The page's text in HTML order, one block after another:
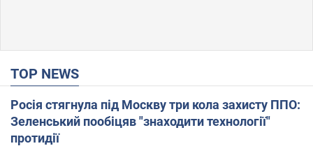
TOP NEWS
Росія стягнула під Москву три кола захисту ППО:
Зеленський пообіцяв "знаходити технології"
протидії